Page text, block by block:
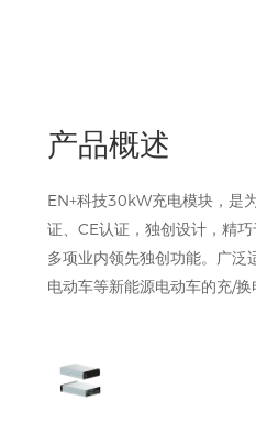
产品概述
EN+科技30kW充电模块，是
证、CE认证，独创设计，精
多项业内领先独创功能。广泛
电动车等新能源电动车的充/